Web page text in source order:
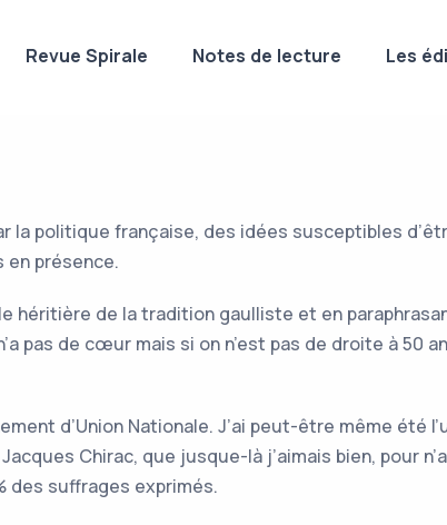
Revue Spirale Notes de lecture Les
politique française, des idées susceptibles
présence.
héritière de la tradition gaulliste et en
pas de cœur mais si on n’est pas de droite à 50
d’Union Nationale. J’ai peut-être même été
Chirac, que jusque-là j’aimais bien, pour
des suffrages exprimés.